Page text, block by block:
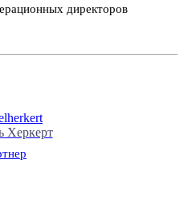
директоров
Херкерт